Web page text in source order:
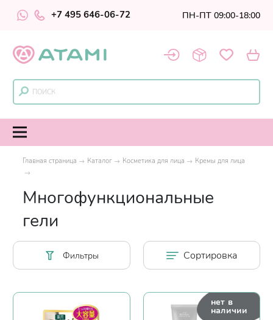
+7 495 646-06-72 ПН-ПТ 09:00-18:00
Главная страница Каталог Косметика для лица Кремы для лица
Многофункциональные
гели
Фильтры Сортировка
нет в
наличии